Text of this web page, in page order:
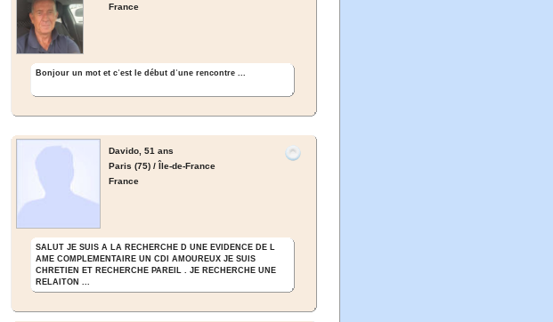
France
Bonjour un mot et cʾest le début dʾune rencontre ...
Davido, 51 ans
Paris (75) / Île-de-France
France
SALUT JE SUIS A LA RECHERCHE D UNE EVIDENCE DE L
AME COMPLEMENTAIRE UN CDI AMOUREUX JE SUIS
CHRETIEN ET RECHERCHE PAREIL . JE RECHERCHE UNE
RELAITON ...